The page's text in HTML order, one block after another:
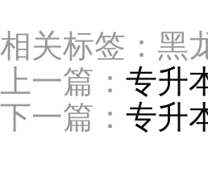
相关标签：黑
上一篇： 专升
下一篇： 专升